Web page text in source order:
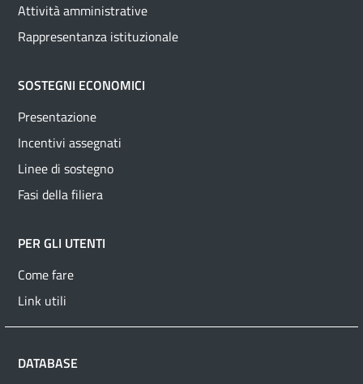
Attività amministrative
Rappresentanza istituzionale
SOSTEGNI ECONOMICI
Presentazione
Incentivi assegnati
Linee di sostegno
Fasi della filiera
PER GLI UTENTI
Come fare
Link utili
DATABASE